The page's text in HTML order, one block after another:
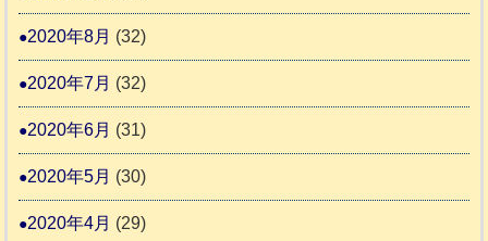
2020年8月 (32)
2020年7月 (32)
2020年6月 (31)
2020年5月 (30)
2020年4月 (29)